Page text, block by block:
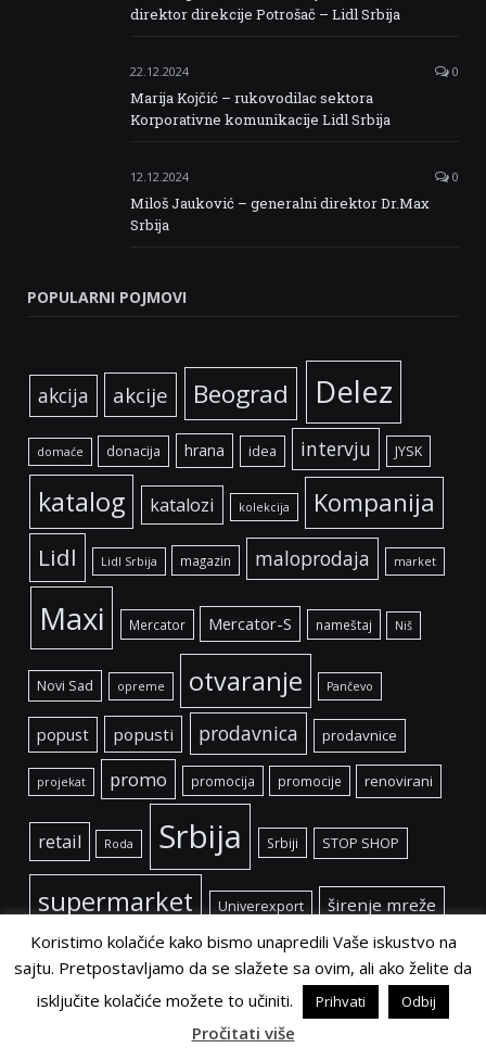
direktor direkcije Potrošač – Lidl Srbija
22.12.2024 0
Marija Kojčić – rukovodilac sektora
Korporativne komunikacije Lidl Srbija
12.12.2024 0
Miloš Jauković – generalni direktor Dr.Max
Srbija
POPULARNI POJMOVI
akcija akcije Beograd Delez
domaće donacija hrana idea intervju JYSK
katalog katalozi kolekcija Kompanija
Lidl Lidl Srbija magazin maloprodaja market
Maxi Mercator Mercator-S nameštaj Niš
Novi Sad opreme otvaranje Pančevo
popust popusti prodavnica prodavnice
projekat promo promocija promocije renovirani
retail Roda Srbija Srbiji STOP SHOP
supermarket Univerexport širenje mreže
©Retail Magazin2021.
Koristimo kolačiće kako bismo unapredili Vaše iskustvo na
sajtu. Pretpostavljamo da se slažete sa ovim, ali ako želite da
isključite kolačiće možete to učiniti.
Prihvati Odbij
Pročitati više